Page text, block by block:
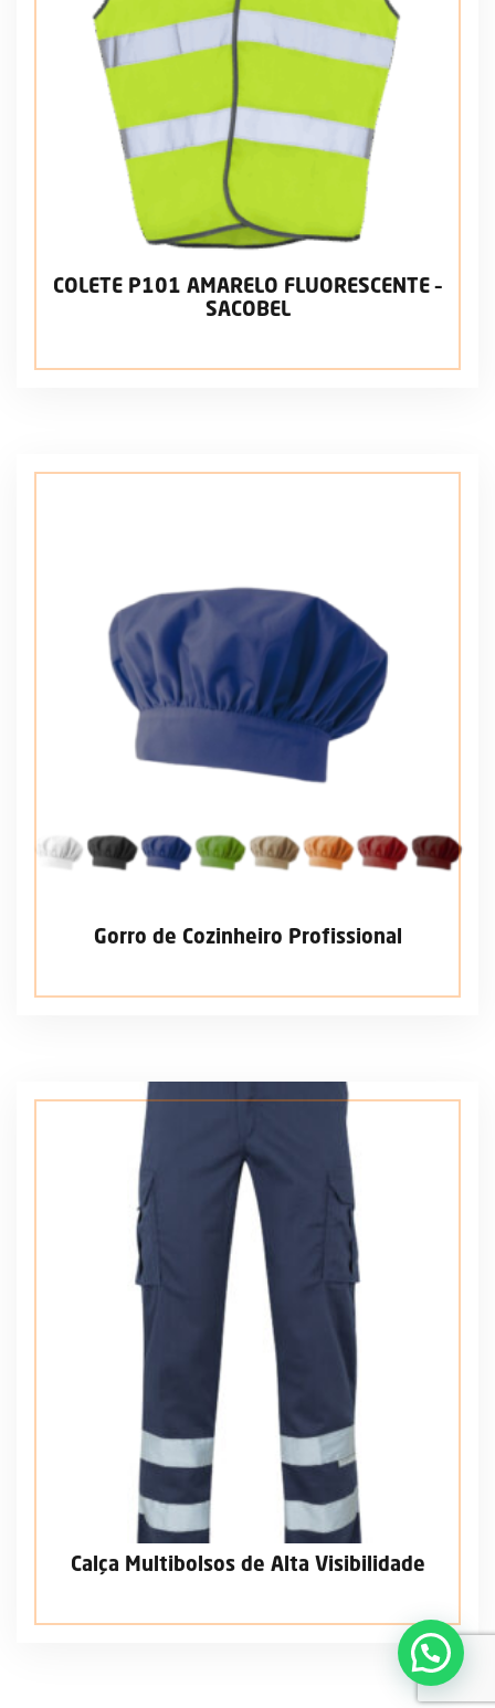
COLETE P101 AMARELO FLUORESCENTE –
SACOBEL
Gorro de Cozinheiro Profissional
Calça Multibolsos de Alta Visibilidade